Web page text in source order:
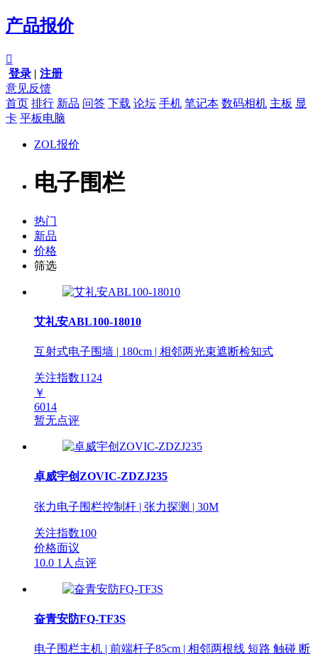
产品报价

登录 | 注册
意见反馈
首页 排行 新品 问答 下载 论坛 手机 笔记本 数码相机 主板 显
卡 平板电脑
ZOL报价
电子围栏
热门
新品
价格
筛选
艾礼安ABL100-18010
互射式电子围墙 | 180cm | 相邻两光束遮断检知式
关注指数1124
￥
6014
暂无点评
卓威宇创ZOVIC-ZDZJ235
张力电子围栏控制杆 | 张力探测 | 30M
关注指数100
价格面议
10.0 1人点评
奋青安防FQ-TF3S
电子围栏主机 | 前端杆子85cm | 相邻两根线 短路 触碰 断